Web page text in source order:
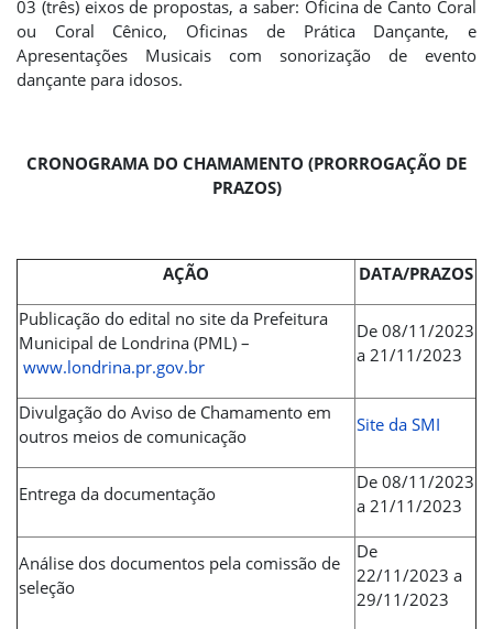
03 (três) eixos de propostas, a saber: Oficina de Canto Coral
ou Coral Cênico, Oficinas de Prática Dançante, e
Apresentações Musicais com sonorização de evento
dançante para idosos.
CRONOGRAMA DO CHAMAMENTO (PRORROGAÇÃO DE
PRAZOS)
AÇÃO DATA/PRAZOS
Publicação do edital no site da Prefeitura
Municipal de Londrina (PML) –
www.londrina.pr.gov.br
De 08/11/2023
a 21/11/2023
Divulgação do Aviso de Chamamento em
outros meios de comunicação
Site da SMI
Entrega da documentação
De 08/11/2023
a 21/11/2023
Análise dos documentos pela comissão de
seleção
De
22/11/2023 a
29/11/2023